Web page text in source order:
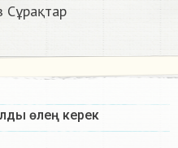
Сұрақтар​
өлең керек